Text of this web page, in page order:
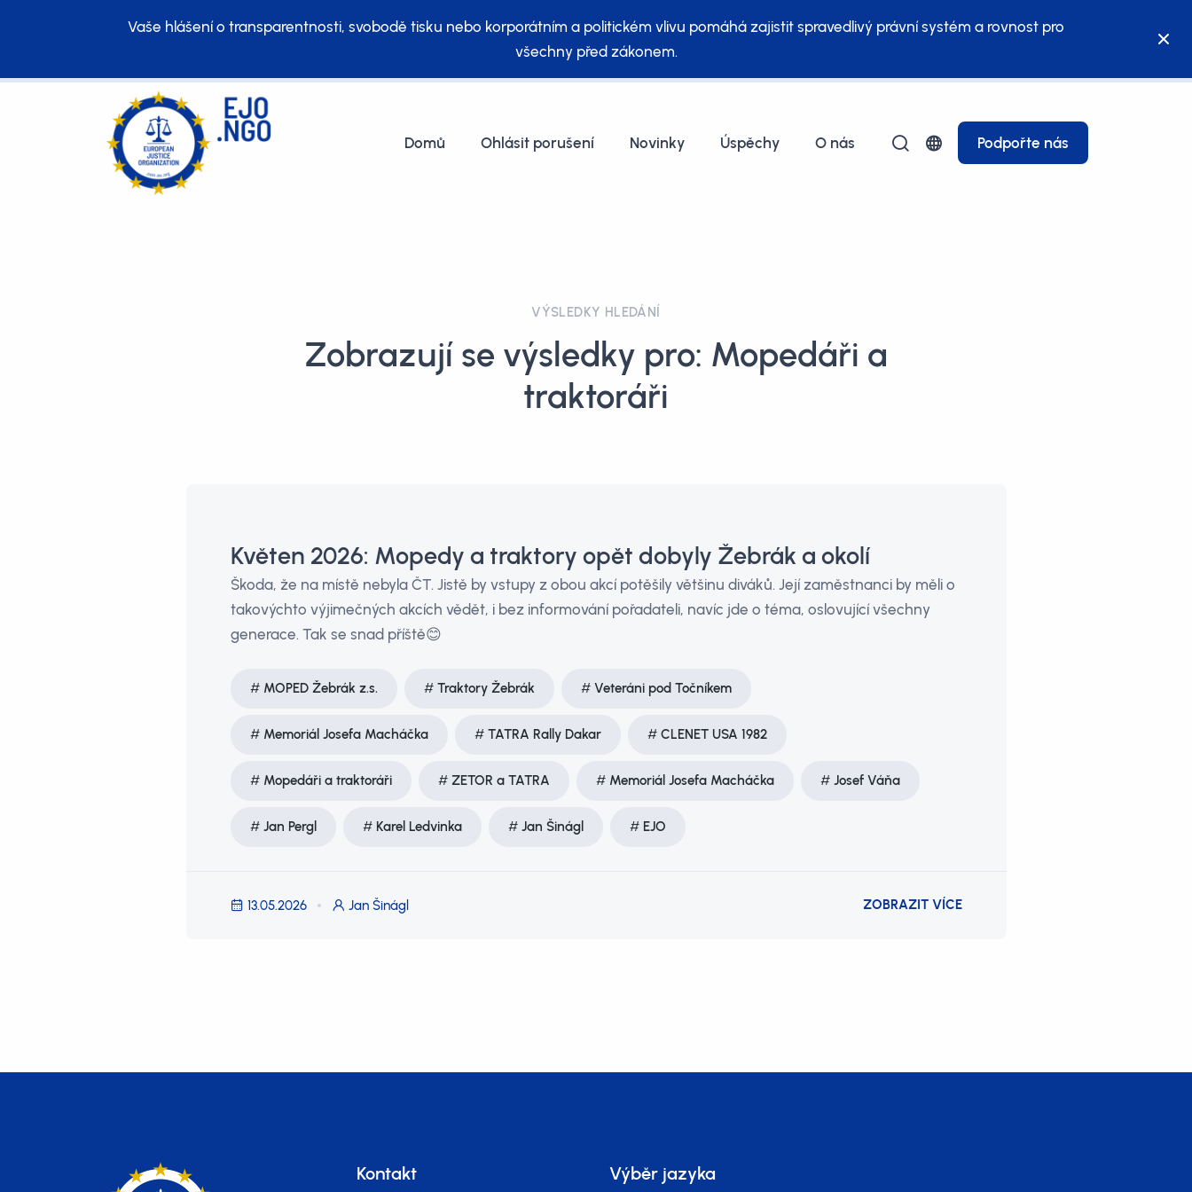
Vaše hlášení o transparentnosti, svobodě tisku nebo korporátním a politickém vlivu pomáhá zajistit spravedlivý právní systém a rovnost pro
všechny před zákonem.
Domů Ohlásit porušení Novinky Úspěchy O nás Podpořte nás
VÝSLEDKY HLEDÁNÍ
Zobrazují se výsledky pro: Mopedáři a
traktoráři
Květen 2026: Mopedy a traktory opět dobyly Žebrák a okolí
Škoda, že na místě nebyla ČT. Jistě by vstupy z obou akcí potěšily většinu diváků. Její zaměstnanci by měli o
takovýchto výjimečných akcích vědět, i bez informování pořadateli, navíc jde o téma, oslovující všechny
generace. Tak se snad příště😊
MOPED Žebrák z.s. Traktory Žebrák Veteráni pod Točníkem
Memoriál Josefa Macháčka TATRA Rally Dakar CLENET USA 1982
Mopedáři a traktoráři ZETOR a TATRA Memoriál Josefa Macháčka Josef Váňa
Jan Pergl Karel Ledvinka Jan Šinágl EJO
13.05.2026 Jan Šinágl ZOBRAZIT VÍCE
Kontakt Výběr jazyka